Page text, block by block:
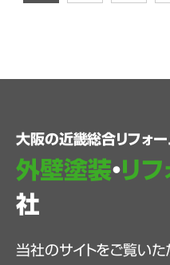
大阪の近畿総合リフォー
外壁塗装・リ
社
当社のサイトをご覧い